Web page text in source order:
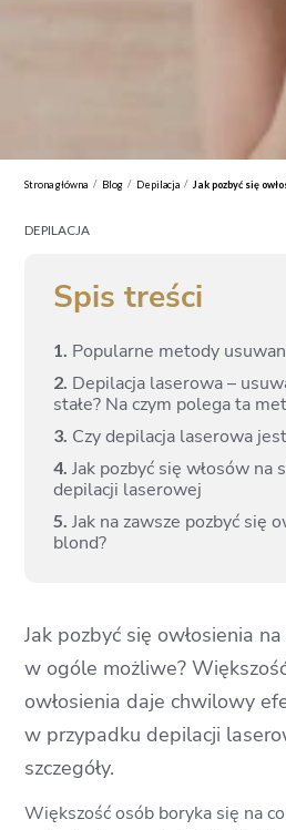
Strona główna / Blog / Depilacja / Jak pozbyć się
DEPILACJA
Spis treści
1. Popularne metody
2. Depilacja laserowa –
stałe? Na czym polega ta
3. Czy depilacja laserowa
4. Jak pozbyć się włosów na
depilacji laserowej
5. Jak na zawsze pozbyć się
blond?
Jak pozbyć się owłosienia
w ogóle możliwe?
owłosienia daje chwilowy
w przypadku depilacji
szczegóły.
Większość osób boryka się na